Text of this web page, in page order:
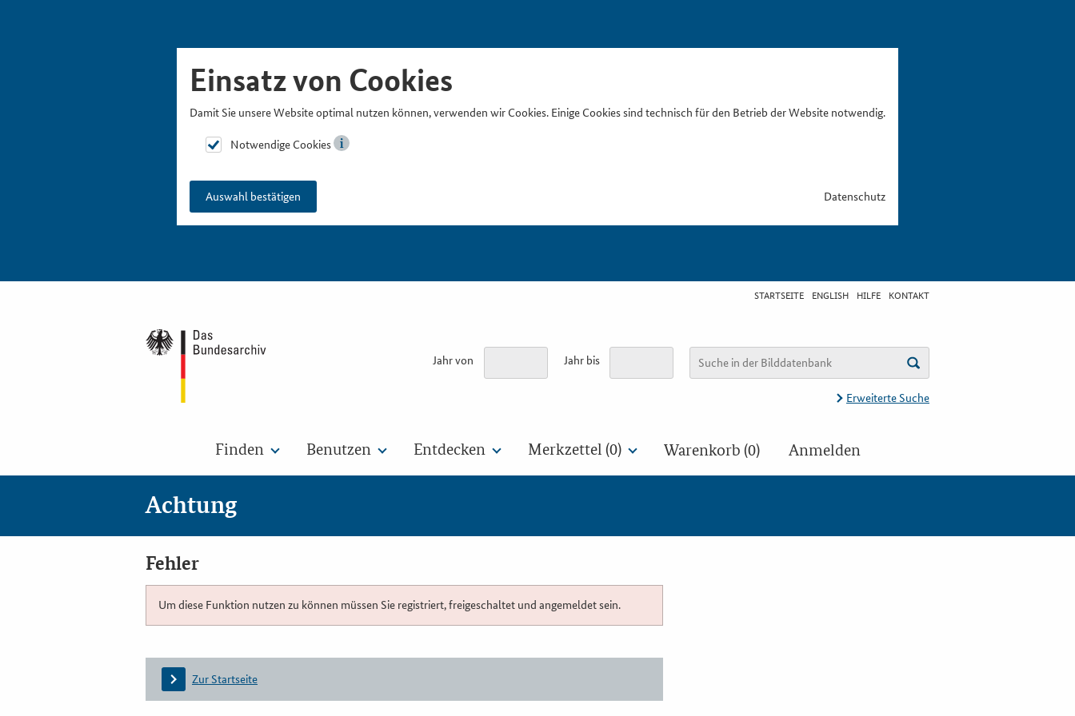
Einsatz von Cookies
Damit Sie unsere Website optimal nutzen können, verwenden wir Cookies. Einige Cookies sind technisch für den Betrieb der Website notwendig.
Notwendige Cookies
Auswahl bestätigen Datenschutz
STARTSEITE ENGLISH HILFE KONTAKT
Jahr von Jahr bis
Erweiterte Suche
Finden Benutzen Entdecken Merkzettel (0) Warenkorb (0) Anmelden
Achtung
Fehler
Um diese Funktion nutzen zu können müssen Sie registriert, freigeschaltet und angemeldet sein.
Zur Startseite